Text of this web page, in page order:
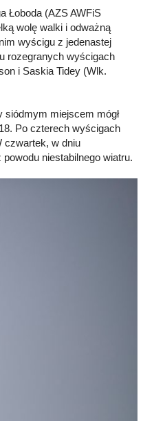
Łoboda (AZS AWFiS
wolę walki i odważną
wyścigu z jedenastej
rozegranych wyścigach
i Saskia Tidey (Wlk.
siódmym miejscem mógł
Po czterech wyścigach
czwartek, w dniu
niestabilnego wiatru.